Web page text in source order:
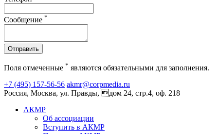
Сообщение *
Отправить
Поля отмеченные * являются обязательными для заполнения.
+7 (495) 157-56-56 akmr@corpmedia.ru
Россия, Москва, ул. Правды, дом 24, стр.4, оф. 218
АКМР
Об ассоциации
Вступить в АКМР